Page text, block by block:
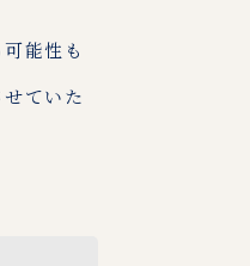
能性も
ていた